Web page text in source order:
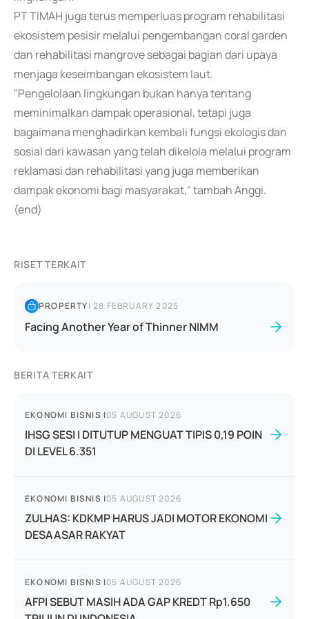
PT TIMAH juga terus memperluas program rehabilitasi
ekosistem pesisir melalui pengembangan coral garden
dan rehabilitasi mangrove sebagai bagian dari upaya
menjaga keseimbangan ekosistem laut.
"Pengelolaan lingkungan bukan hanya tentang
meminimalkan dampak operasional, tetapi juga
bagaimana menghadirkan kembali fungsi ekologis dan
sosial dari kawasan yang telah dikelola melalui program
reklamasi dan rehabilitasi yang juga memberikan
dampak ekonomi bagi masyarakat," tambah Anggi.
(end)
RISET TERKAIT
PROPERTY|28 FEBRUARY 2025
Facing Another Year of Thinner NIMM
BERITA TERKAIT
EKONOMI BISNIS |05 AUGUST 2026
IHSG SESI I DITUTUP MENGUAT TIPIS 0,19 POIN
DI LEVEL 6.351
EKONOMI BISNIS |05 AUGUST 2026
ZULHAS: KDKMP HARUS JADI MOTOR EKONOMI
DESAASAR RAKYAT
EKONOMI BISNIS |05 AUGUST 2026
AFPI SEBUT MASIH ADA GAP KREDT Rp1.650